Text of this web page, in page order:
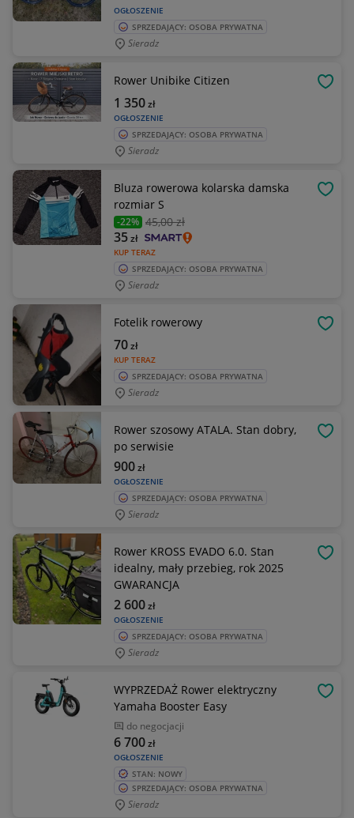
OGŁOSZENIE
SPRZEDAJĄCY: OSOBA PRYWATNA
Sieradz
Rower Unibike Citizen
OGŁOSZENIE
1 350zł
SPRZEDAJĄCY: OSOBA PRYWATNA
Sieradz
Bluza rowerowa kolarska damska
rozmiar S
-22% 45,00 zł
KUP TERAZ
35zł
SPRZEDAJĄCY: OSOBA PRYWATNA
Sieradz
Fotelik rowerowy
KUP TERAZ
70zł
SPRZEDAJĄCY: OSOBA PRYWATNA
Sieradz
Rower szosowy ATALA. Stan dobry,
po serwisie
OGŁOSZENIE
900zł
SPRZEDAJĄCY: OSOBA PRYWATNA
Sieradz
Rower KROSS EVADO 6.0. Stan
idealny, mały przebieg, rok 2025
GWARANCJA
OGŁOSZENIE
2 600zł
SPRZEDAJĄCY: OSOBA PRYWATNA
Sieradz
WYPRZEDAŻ Rower elektryczny
Yamaha Booster Easy
do negocjacji
OGŁOSZENIE
6 700zł
STAN: NOWY
SPRZEDAJĄCY: OSOBA PRYWATNA
Sieradz